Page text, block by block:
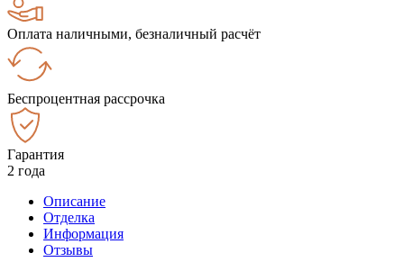
Оплата наличными, безналичный расчёт
Беспроцентная рассрочка
Гарантия
2 года
Описание
Отделка
Информация
Отзывы